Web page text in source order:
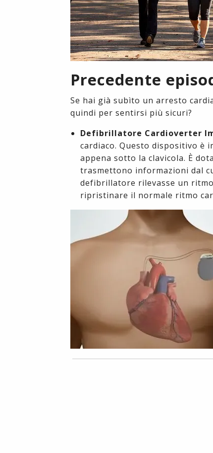
Precedente
Se hai già subìto un arresto
quindi per sentirsi più sicuri?
Defibrillatore Cardioverter
cardiaco. Questo dispositivo
appena sotto la clavicola. È
trasmettono informazioni dal
defibrillatore rilevasse un
ripristinare il normale ritmo